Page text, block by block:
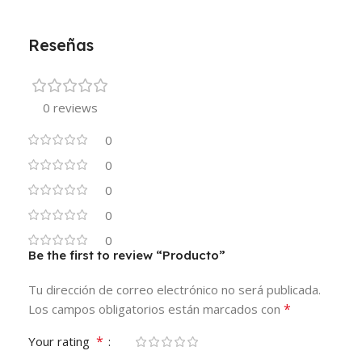
Reseñas
0 reviews
0
0
0
0
0
Be the first to review “Producto”
Tu dirección de correo electrónico no será publicada.
Los campos obligatorios están marcados con *
Your rating *